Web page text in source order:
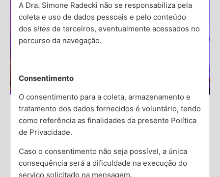
Vícios Tecnológicos: Reconhecendo
e Tratando a Dependência Digital
Os vícios tecnológicos se tornaram uma preocupação
crescente atualmente. Nesse sentido, dispositivos
A Dra. Simone Radecki não se responsabiliza pela
coleta e uso de dados pessoais e pelo conteúdo
dossitesde terceiros, eventualmente acessados no
percurso da navegação.
Consentimento
O consentimento para a coleta, armazenamento e
tratamento dos dados fornecidos é voluntário, tendo
como referência as finalidades da presente Política
de Privacidade.
Caso o consentimento não seja possível, a única
consequência será a dificuldade na execução do
serviço solicitado na mensagem.